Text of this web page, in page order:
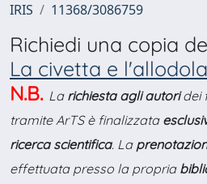
IRIS 11368/3086759
Richiedi una copia
La civetta e l'allodola
N.B. La richiesta agli autoridei
tramite ArTS è finalizzata
ricerca scientifica. La
effettuata presso la propria